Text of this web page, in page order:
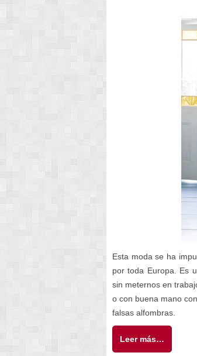
Esta moda se ha
por toda Europa. Es
sin meternos en
o con buena mano
falsas alfombras.
Leer más…